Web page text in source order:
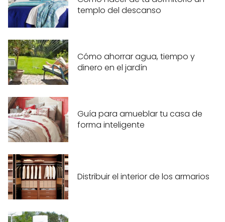
templo del descanso
Cómo ahorrar agua, tiempo y
dinero en el jardín
Guía para amueblar tu casa de
forma inteligente
Distribuir el interior de los armarios